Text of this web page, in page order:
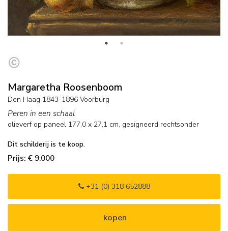
Margaretha Roosenboom
Den Haag 1843-1896 Voorburg
Peren in een schaal
olieverf op paneel 177,0 x 27,1 cm, gesigneerd rechtsonder
Dit schilderij is te koop.
Prijs: € 9.000
+31 (0) 318 652888
kopen